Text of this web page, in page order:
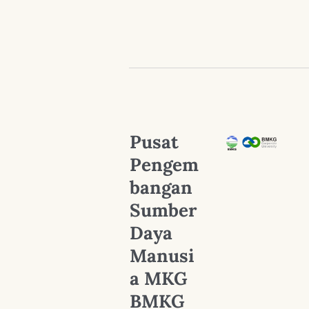
Pusat
Pengem
bangan
Sumber
Daya
Manusi
a MKG
BMKG